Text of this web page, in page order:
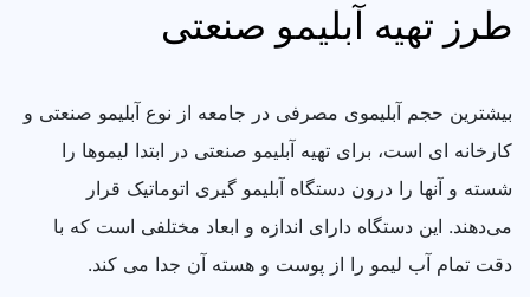
طرز تهیه آبلیمو صنعتی
بیشترین حجم آبلیموی مصرفی در جامعه از نوع آبلیمو صنعتی و
کارخانه ای است، برای تهیه آبلیمو صنعتی در ابتدا لیموها را
شسته و آنها را درون دستگاه آبلیمو گیری اتوماتیک قرار
می‌دهند. این دستگاه دارای اندازه و ابعاد مختلفی است که با
دقت تمام آب لیمو را از پوست و هسته آن جدا می کند.